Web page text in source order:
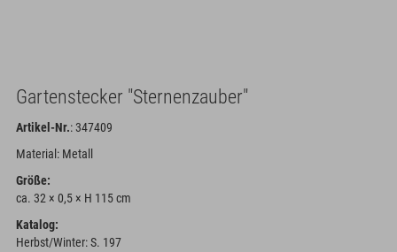
Gartenstecker "Sternenzauber"
Artikel-Nr.: 347409
Material: Metall
Größe:
ca. 32 × 0,5 × H 115 cm
Katalog:
Herbst/Winter: S. 197